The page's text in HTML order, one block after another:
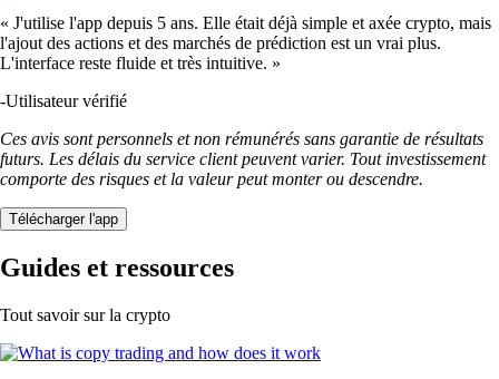
« J'utilise l'app depuis 5 ans. Elle était déjà simple et axée crypto, mais
l'ajout des actions et des marchés de prédiction est un vrai plus.
L'interface reste fluide et très intuitive. »
-Utilisateur vérifié
Ces avis sont personnels et non rémunérés sans garantie de résultats
futurs. Les délais du service client peuvent varier. Tout investissement
comporte des risques et la valeur peut monter ou descendre.
Télécharger l'app
Guides et ressources
Tout savoir sur la crypto